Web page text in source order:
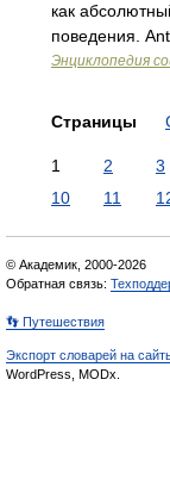
как
поведения.
Энциклопедия
Страницы
1 2 3
10
11
© Академик, 2000-2026
Обратная связь:
👣 Путешествия
Экспорт словарей на
WordPress, MODx.